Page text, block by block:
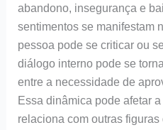
abandono, insegurança e
sentimentos se manifestam
pessoa pode se criticar ou
diálogo interno pode se
entre a necessidade de
Essa dinâmica pode afetar
relaciona com outras